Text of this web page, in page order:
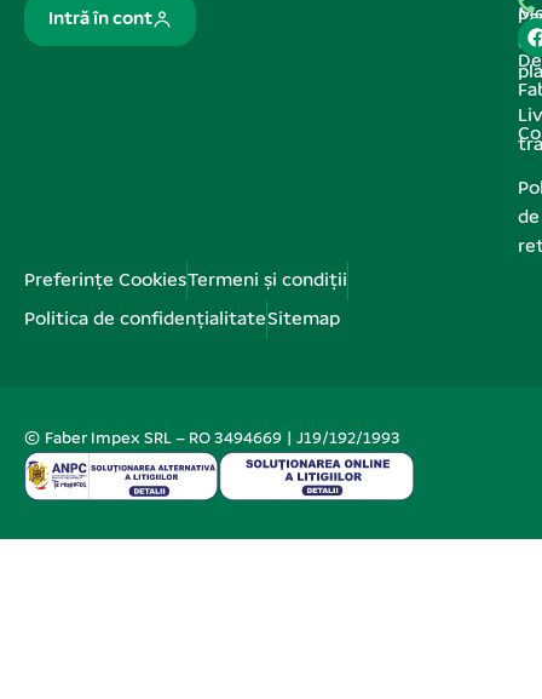
Intră în cont
de
de
Preferințe CookiesTermeni și condiții
Politica de confidențialitateSitemap
© Faber Impex SRL – RO 3494669 | J19/192/1993